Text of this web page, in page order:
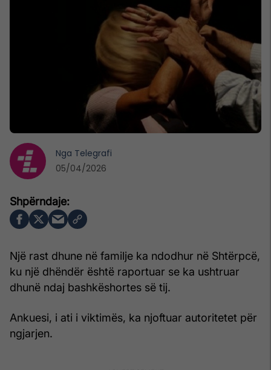
Një rast dhune në familje ka ndodhur në Shtërpcë,
ku një dhëndër është raportuar se ka ushtruar
dhunë ndaj bashkëshortes së tij.
Ankuesi, i ati i viktimës, ka njoftuar autoritetet për
ngjarjen.
Nga Telegrafi
05/04/2026